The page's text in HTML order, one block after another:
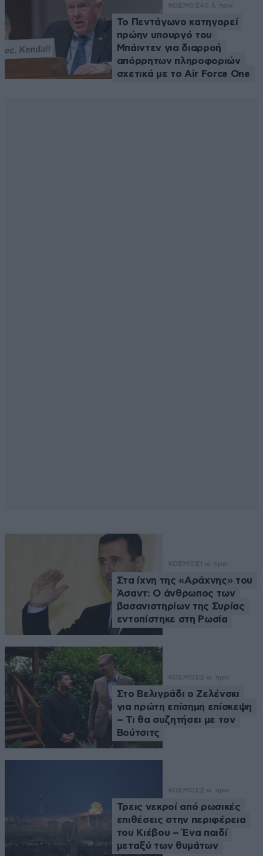
ΚΟΣΜΟΣ40 λ. πριν
Το Πεντάγωνο κατηγορεί
πρώην υπουργό του
Μπάιντεν για διαρροή
απόρρητων πληροφοριών
σχετικά με το Air Force One
ΚΟΣΜΟΣ 1 ω. πριν
Στα ίχνη της «Αράχνης» του
Άσαντ: Ο άνθρωπος των
βασανιστηρίων της Συρίας
εντοπίστηκε στη Ρωσία
ΚΟΣΜΟΣ2 ω. πριν
Στο Βελιγράδι ο Ζελένσκι
για πρώτη επίσημη επίσκεψη
– Τι θα συζητήσει με τον
Βούτσιτς
ΚΟΣΜΟΣ2 ω. πριν
Τρεις νεκροί από ρωσικές
επιθέσεις στην περιφέρεια
του Κιέβου – Ένα παιδί
μεταξύ των θυμάτων